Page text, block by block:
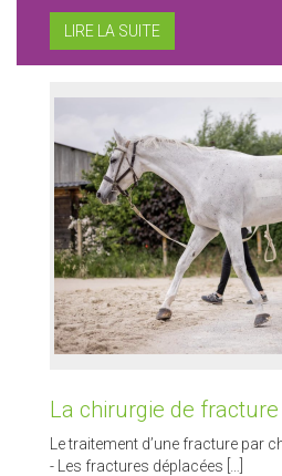
LIRE LA SUITE
La chirurgie de fracture
Le traitement d’une fracture par
- Les fractures déplacées […]